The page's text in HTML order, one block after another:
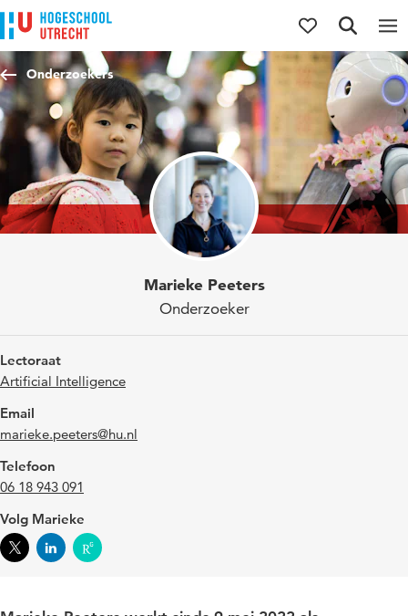
Direct naar de inhoud
Direct naar de hoofdnavigatie
Direct naar de zoekfunctie
Onderzoekers
Marieke Peeters
Onderzoeker
Lectoraat
Artificial Intelligence
Email
marieke.peeters@hu.nl
Telefoon
06 18 943 091
Volg Marieke